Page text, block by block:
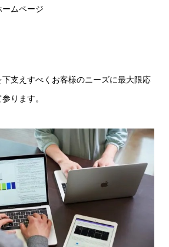
ームページ
支えすべくお客様のニーズに最大限応
ります。